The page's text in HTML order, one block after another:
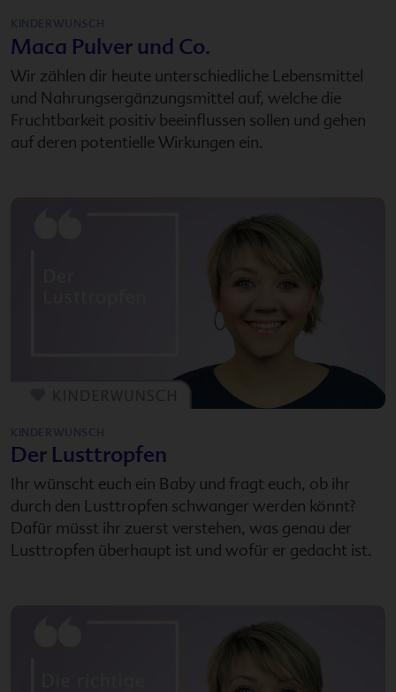
KINDERWUNSCH
Maca Pulver und Co.
Wir zählen dir heute unterschiedliche Lebensmittel
und Nahrungsergänzungsmittel auf, welche die
Fruchtbarkeit positiv beeinflussen sollen und gehen
auf deren potentielle Wirkungen ein.
KINDERWUNSCH
Der Lusttropfen
Ihr wünscht euch ein Baby und fragt euch, ob ihr
durch den Lusttropfen schwanger werden könnt?
Dafür müsst ihr zuerst verstehen, was genau der
Lusttropfen überhaupt ist und wofür er gedacht ist.